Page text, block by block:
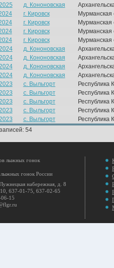
д. Кононовская
г. Кировск
Мурманская
г. Кировск
Мурманская
г. Кировск
Мурманская
г. Кировск
Мурманская
д. Кононовская
д. Кононовская
д. Кононовская
д. Кононовская
с. Выльгорт
Республика
с. Выльгорт
Республика
с. Выльгорт
Республика
с. Выльгорт
Республика
с. Выльгорт
Республика
записей: 54
лыжных гонок
гонок России
набережная, д. 8
637-01-75, 637-02-65
15